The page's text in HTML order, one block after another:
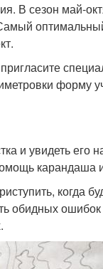
В сезон май-
форму
и увидеть его
карандаша и
когда
обидных